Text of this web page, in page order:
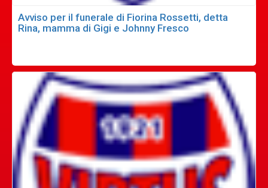
Avviso per il funerale di Fiorina Rossetti, detta
Rina, mamma di Gigi e Johnny Fresco